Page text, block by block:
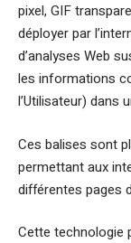
pixel, GIF
déployer par
d’analyses Web
les informations
l’Utilisateur) dans
Ces balises sont
permettant aux
différentes pages
Cette technologie